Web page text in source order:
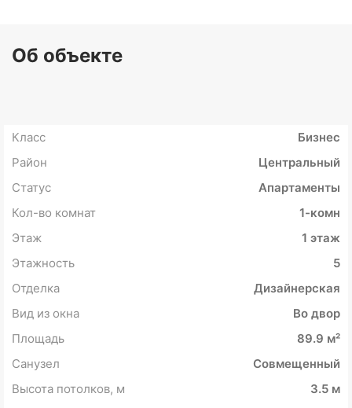
Об объекте
Класс
Бизнес
Район
Центральный
Статус
Апартаменты
Кол-во комнат
1-комн
Этаж
1 этаж
Этажность
5
Отделка
Дизайнерская
Вид из окна
Во двор
Площадь
89.9 м²
Санузел
Совмещенный
Высота потолков, м
3.5 м